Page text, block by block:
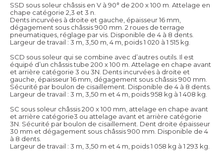
SSD sous soleur châssis en V à 90° de 200 x 100 m. Attelage en
chape catégorie 2,3 et 3 n.
Dents incurvées à droite et gauche, épaisseur 16 mm,
dégagement sous châssis 900 mm. 2 roues de terrage
pneumatiques, réglage par vis. Disponible de 4 à 8 dents.
Largeur de travail : 3 m, 3,50 m, 4 m, poids 1 020 à 1 515 kg.
SCD sous soleur qui se combine avec d’autres outils. Il est
équipé d’un châssis tube 200 x 100 m. Attelage en chape avant
et arrière catégorie 3 ou 3N. Dents incurvées à droite et
gauche, épaisseur 16 mm, dégagement sous châssis 900 mm.
Sécurité par boulon de cisaillement. Disponible de 4 à 8 dents.
Largeur de travail : 3 m, 3,50 m et 4 m, poids 958 kg à 1 408 kg.
SC sous soleur châssis 200 x 100 mm, attelage en chape avant
et arrière catégorie3 ou attelage avant et arrière catégorie
3N. Sécurité par boulon de cisaillement. Dent droite épaisseur
30 mm et dégagement sous châssis 900 mm. Disponible de 4
à 8 dents.
Largeur de travail : 3 m, 3,50 m et 4 m, poids 1 058 kg à 1 293 kg.